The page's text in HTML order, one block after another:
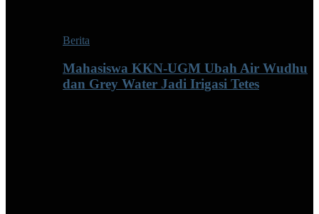
Berita
Mahasiswa KKN-UGM Ubah Air Wudhu
dan Grey Water Jadi Irigasi Tetes